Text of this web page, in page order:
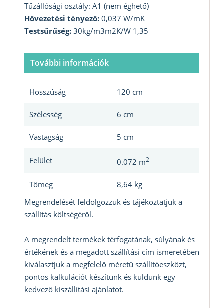
Tűzállósági osztály: A1 (nem éghető)
Hővezetési tényező: 0,037 W/mK
Testsűrűség: 30kg/m3m2K/W 1,35
További információk
Hosszúság 120 cm
Szélesség 6 cm
Vastagság 5 cm
Felület 0.072 m2
Tömeg
8,64 kg
Megrendelését feldolgozzuk és tájékoztatjuk a
szállítás költségéről.
A megrendelt termékek térfogatának, súlyának és
értékének és a megadott szállítási cím ismeretében
kiválasztjuk a megfelelő méretű szállítóeszközt,
pontos kalkulációt készítünk és küldünk egy
kedvező kiszállítási ajánlatot.